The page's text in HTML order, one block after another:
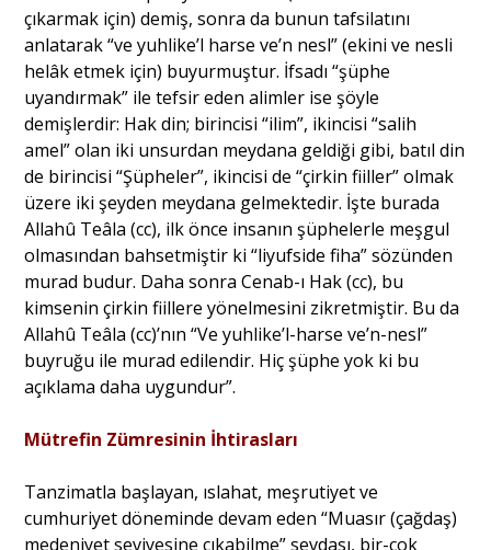
çıkarmak için) demiş, sonra da bunun tafsilatını
anlatarak “ve yuhlike’l harse ve’n nesl” (ekini ve nesli
helâk etmek için) buyurmuştur. İfsadı “şüphe
uyandırmak” ile tefsir eden alimler ise şöyle
demişlerdir: Hak din; birincisi “ilim”, ikincisi “salih
amel” olan iki unsurdan meydana geldiği gibi, batıl din
de birincisi “Şüpheler”, ikincisi de “çirkin fiiller” olmak
üzere iki şeyden meydana gelmektedir. İşte burada
Allahû Teâla (cc), ilk önce insanın şüphelerle meşgul
olmasından bahsetmiştir ki “liyufside fiha” sözünden
murad budur. Daha sonra Cenab-ı Hak (cc), bu
kimsenin çirkin fiillere yönelmesini zikretmiştir. Bu da
Allahû Teâla (cc)’nın “Ve yuhlike’l-harse ve’n-nesl”
buyruğu ile murad edilendir. Hiç şüphe yok ki bu
açıklama daha uygundur”.
Mütrefin Zümresinin İhtirasları
Tanzimatla başlayan, ıslahat, meşrutiyet ve
cumhuriyet döneminde devam eden “Muasır (çağdaş)
medeniyet seviyesine çıkabilme” sevdası, bir-çok